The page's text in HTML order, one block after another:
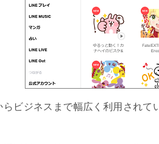
らビジネスまで幅広く利用され